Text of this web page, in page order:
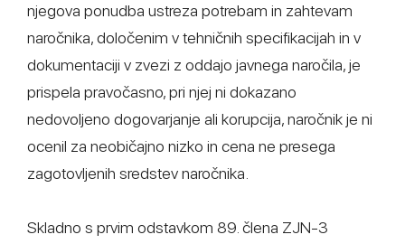
njegova ponudba ustreza potrebam in zahtevam
naročnika, določenim v tehničnih specifikacijah in v
dokumentaciji v zvezi z oddajo javnega naročila, je
prispela pravočasno, pri njej ni dokazano
nedovoljeno dogovarjanje ali korupcija, naročnik je ni
ocenil za neobičajno nizko in cena ne presega
zagotovljenih sredstev naročnika.
Skladno s prvim odstavkom 89. člena ZJN-3